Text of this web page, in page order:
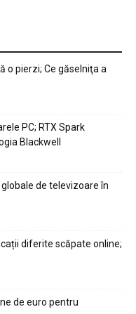
o pierzi; Ce găselniţa a
PC; RTX Spark
Blackwell
de televizoare în
diferite scăpate online;
de euro pentru